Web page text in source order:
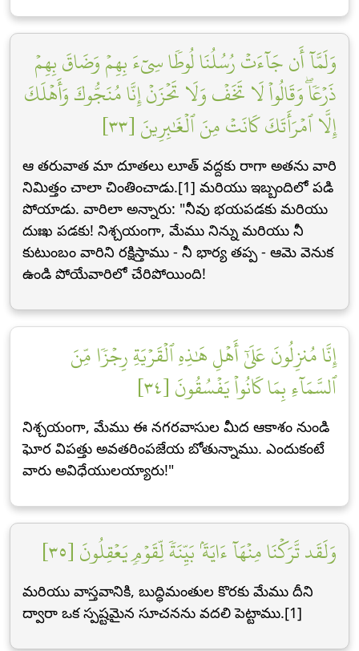
وَلَمَّآ أَن جَآءَتۡ رُسُلُنَا لُوطٗا سِيٓءَ بِهِمۡ وَضَاقَ بِهِمۡ
ذَرۡعٗاۖ وَقَالُواْ لَا تَخَفۡ وَلَا تَحۡزَنۡ إِنَّا مُنَجُّوكَ وَأَهۡلَكَ
إِلَّا ٱمۡرَأَتَكَ كَانَتۡ مِنَ ٱلۡغَٰبِرِينَ [٣٣]
ఆ తరువాత మా దూతలు లూత్ వద్దకు రాగా అతను వారి
నిమిత్తం చాలా చింతించాడు.[1] మరియు ఇబ్బందిలో పడి
పోయాడు. వారిలా అన్నారు: "నీవు భయపడకు మరియు
దుఃఖ పడకు! నిశ్చయంగా, మేము నిన్ను మరియు నీ
కుటుంబం వారిని రక్షిస్తాము - నీ భార్య తప్ప - ఆమె వెనుక
ఉండి పోయేవారిలో చేరిపోయింది!
إِنَّا مُنزِلُونَ عَلَىٰٓ أَهۡلِ هَٰذِهِ ٱلۡقَرۡيَةِ رِجۡزٗا مِّنَ
ٱلسَّمَآءِ بِمَا كَانُواْ يَفۡسُقُونَ [٣٤]
నిశ్చయంగా, మేము ఈ నగరవాసుల మీద ఆకాశం నుండి
ఘోర విపత్తు అవతరింపజేయ బోతున్నాము. ఎందుకంటే
వారు అవిధేయులయ్యారు!"
وَلَقَد تَّرَكۡنَا مِنۡهَآ ءَايَةَۢ بَيِّنَةٗ لِّقَوۡمٖ يَعۡقِلُونَ [٣٥]
మరియు వాస్తవానికి, బుద్ధిమంతుల కొరకు మేము దీని
ద్వారా ఒక స్పష్టమైన సూచనను వదలి పెట్టాము.[1]